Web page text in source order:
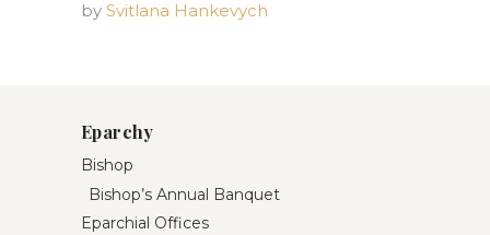
by Svitlana Hankevych
Eparchy
Bishop
Bishop’s Annual Banquet
Eparchial Offices